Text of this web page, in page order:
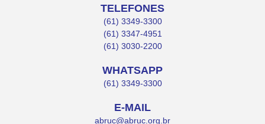
TELEFONES
(61) 3349-3300
(61) 3347-4951
(61) 3030-2200
WHATSAPP
(61) 3349-3300
E-MAIL
abruc@abruc.org.br